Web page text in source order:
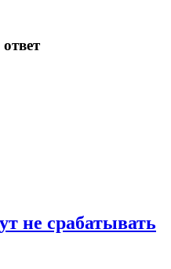
не срабатывать